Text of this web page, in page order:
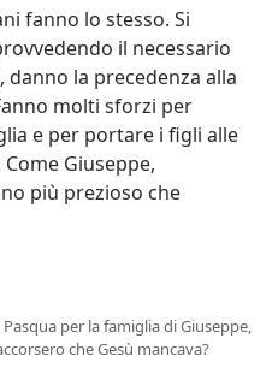
fanno lo stesso. Si
il necessario
la precedenza alla
molti sforzi per
e per portare i figli alle
Giuseppe,
più prezioso che
per la famiglia di Giuseppe,
che Gesù mancava?